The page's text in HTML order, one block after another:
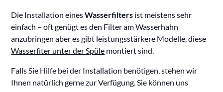
Die Installation einesWasserfilters ist meistens sehr
einfach – oft genügt es den Filter am Wasserhahn
anzubringen aber es gibt leistungsstärkere Modelle, diese
Wasserfiter unter der Spüle montiert sind.
Falls Sie Hilfe bei der Installation benötigen, stehen wir
Ihnen natürlich gerne zur Verfügung. Sie können uns